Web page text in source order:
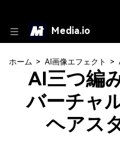
Media.io
ホーム > AI画像エフェクト >
AI三つ編
バーチャ
ヘアス